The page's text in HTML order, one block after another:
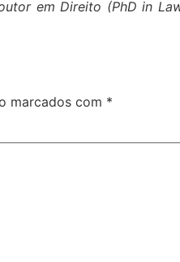
em Direito (PhD in
marcados com *